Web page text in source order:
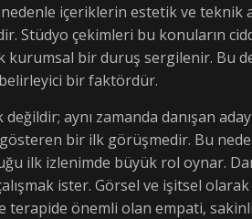
içeriklerin estetik ve teknik
Stüdyo çekimleri bu konuların
kurumsal bir duruş sergilenir. Bu
bir faktördür.
aynı zamanda danışan
bir ilk görüşmedir. Bu
ilk izlenimde büyük rol oynar.
ister. Görsel ve işitsel
önemli olan empati,